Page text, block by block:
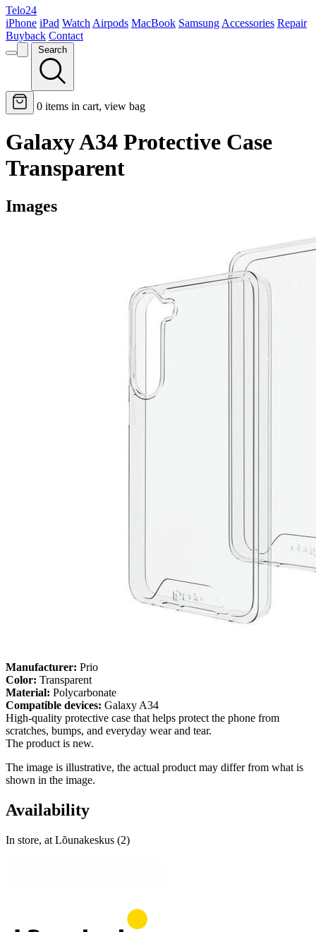
Telo24
iPhone iPad Watch Airpods MacBook Samsung Accessories Repair
Buyback Contact
Search
0 items in cart, view bag
Galaxy A34 Protective Case
Transparent
Images
Manufacturer: Prio
Color: Transparent
Material: Polycarbonate
Compatible devices: Galaxy A34
High-quality protective case that helps protect the phone from
scratches, bumps, and everyday wear and tear.
The product is new.
The image is illustrative, the actual product may differ from what is
shown in the image.
Availability
In store, at Lõunakeskus (2)